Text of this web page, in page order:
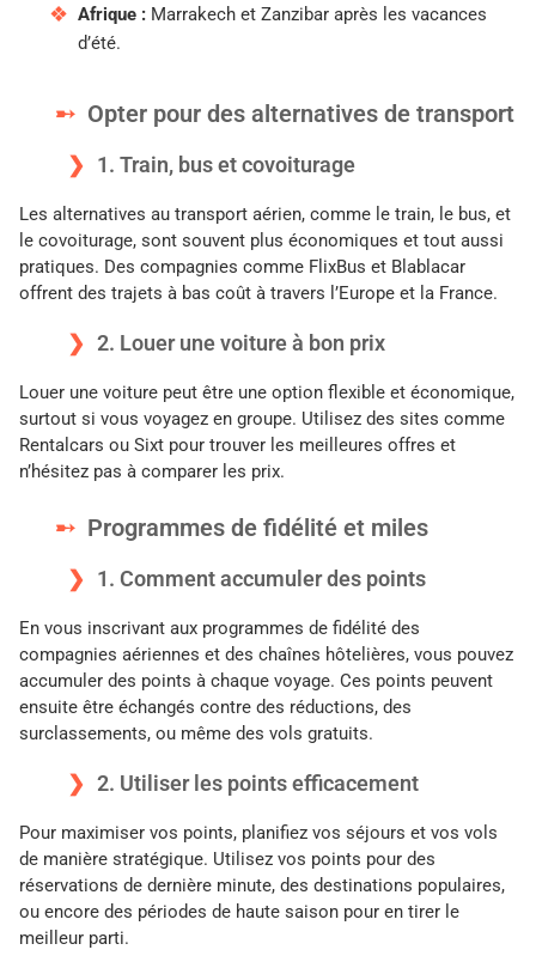
Afrique : Marrakech et Zanzibar après les vacances
d’été.
Opter pour des alternatives de transport
1. Train, bus et covoiturage
Les alternatives au transport aérien, comme le train, le bus, et
le covoiturage, sont souvent plus économiques et tout aussi
pratiques. Des compagnies comme FlixBus et Blablacar
offrent des trajets à bas coût à travers l’Europe et la France.
2. Louer une voiture à bon prix
Louer une voiture peut être une option flexible et économique,
surtout si vous voyagez en groupe. Utilisez des sites comme
Rentalcars ou Sixt pour trouver les meilleures offres et
n’hésitez pas à comparer les prix.
Programmes de fidélité et miles
1. Comment accumuler des points
En vous inscrivant aux programmes de fidélité des
compagnies aériennes et des chaînes hôtelières, vous pouvez
accumuler des points à chaque voyage. Ces points peuvent
ensuite être échangés contre des réductions, des
surclassements, ou même des vols gratuits.
2. Utiliser les points efficacement
Pour maximiser vos points, planifiez vos séjours et vos vols
de manière stratégique. Utilisez vos points pour des
réservations de dernière minute, des destinations populaires,
ou encore des périodes de haute saison pour en tirer le
meilleur parti.